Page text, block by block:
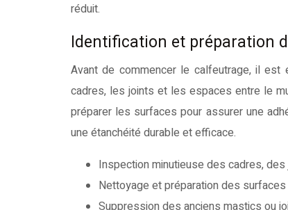
réduit.
Identification et préparation
Avant de commencer le calfeutrage, il est
cadres, les joints et les espaces entre le
préparer les surfaces pour assurer une
une étanchéité durable et efficace.
Inspection minutieuse des cadres,
Nettoyage et préparation des
Suppression des anciens mastics ou